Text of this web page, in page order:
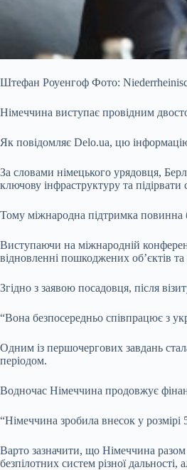
Штефан Роуенгоф Фото:
Німеччина виступає провідним
Як повідомляє Delo.ua, цю
За словами німецького урядовця,
ключову інфраструктуру та підірвати
Тому міжнародна підтримка повинна
Виступаючи на міжнародній
відновленні пошкоджених об’єктів
Згідно з заявою посадовця, після
“Вона безпосередньо співпрацює з
Одним із першочергових завдань
періодом.
Водночас Німеччина продовжує
“Німеччина зробила внесок у
Варто зазначити, що Німеччина
безпілотних систем різної